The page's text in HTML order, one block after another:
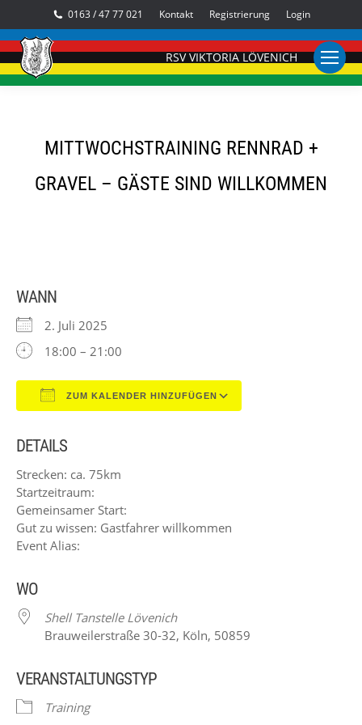
0163 / 47 77 021 Kontakt Registrierung Login
RSV VIKTORIA LÖVENICH
MITTWOCHSTRAINING RENNRAD +
GRAVEL – GÄSTE SIND WILLKOMMEN
WANN
2. Juli 2025
18:00 – 21:00
ZUM KALENDER HINZUFÜGEN
DETAILS
Strecken: ca. 75km
Startzeitraum:
Gemeinsamer Start:
Gut zu wissen: Gastfahrer willkommen
Event Alias:
WO
Shell Tanstelle Lövenich
Brauweilerstraße 30-32, Köln, 50859
VERANSTALTUNGSTYP
Training